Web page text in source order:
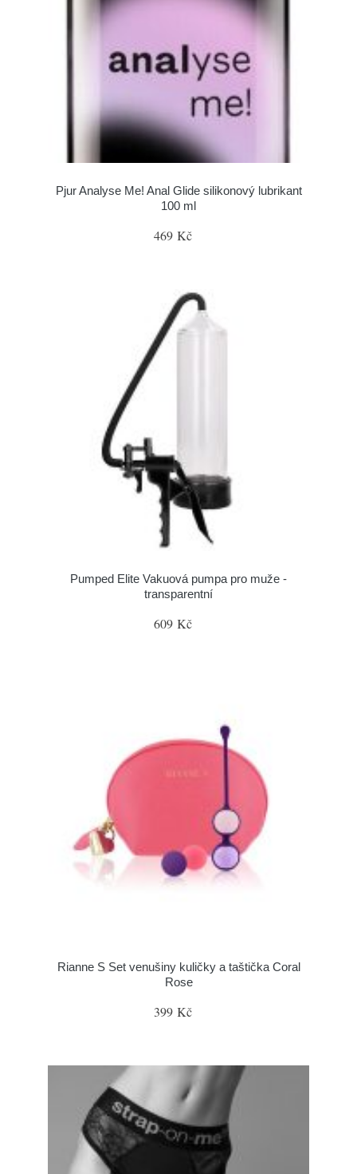
Pjur Analyse Me! Anal Glide silikonový lubrikant
100 ml
469 Kč
Pumped Elite Vakuová pumpa pro muže -
transparentní
609 Kč
Rianne S Set venušiny kuličky a taštička Coral
Rose
399 Kč